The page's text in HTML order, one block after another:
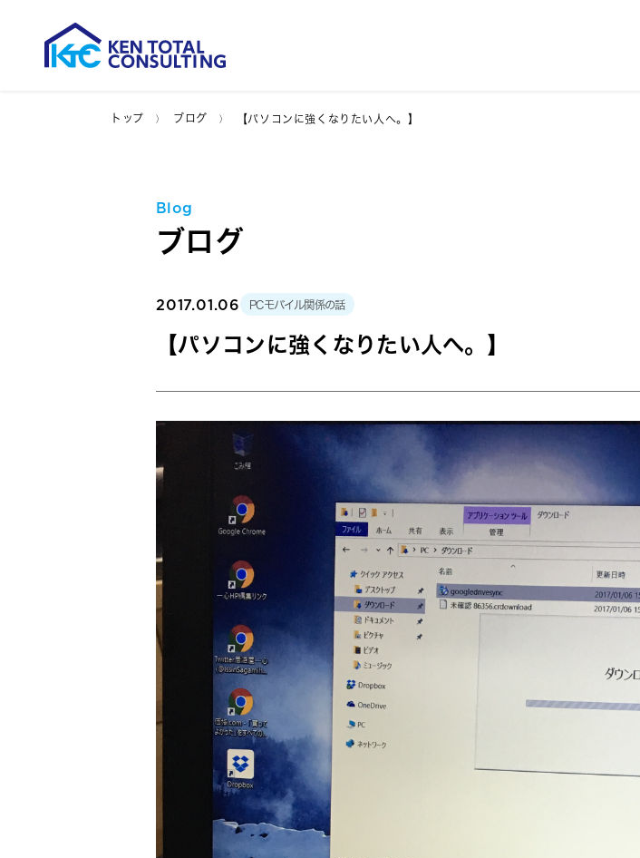
トップ ブログ 【パソコンに強くなりたい人へ。】
Blog
ブログ
2017.01.06 PCモバイル関係の話
【パソコンに強くなりたい人へ。】